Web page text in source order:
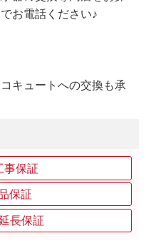
お電話ください♪
キュートへの交換も承
事保証
保証
長保証